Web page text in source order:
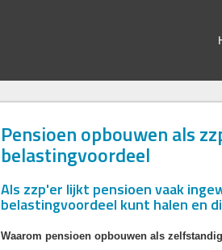
Pensioen opbouwen als
belastingvoordeel
Als zzp'er lijkt pensioen vaak
belastingvoordeel kunt halen en
Waarom pensioen opbouwen als